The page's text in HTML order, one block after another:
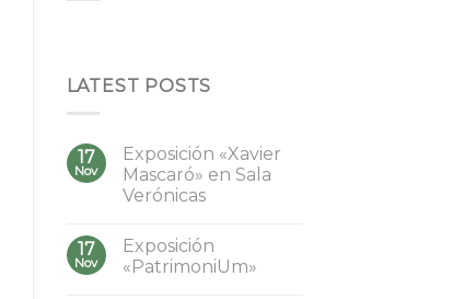
LATEST POSTS
17
Nov
Exposición «Xavier
Mascaró» en Sala
Verónicas
17
Nov
Exposición
«PatrimoniUm»